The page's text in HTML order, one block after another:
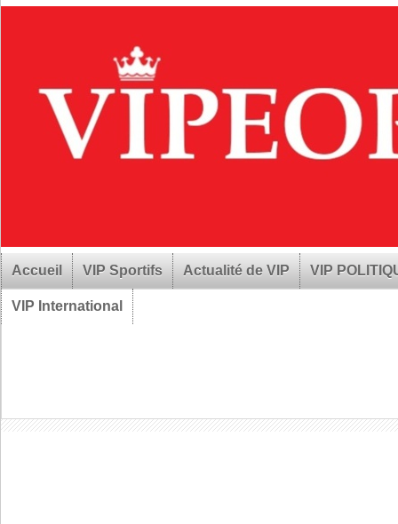
Accueil VIP Sportifs Actualité de VIP VIP
VIP International